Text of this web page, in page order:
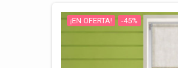
¡EN OFERTA! -45%